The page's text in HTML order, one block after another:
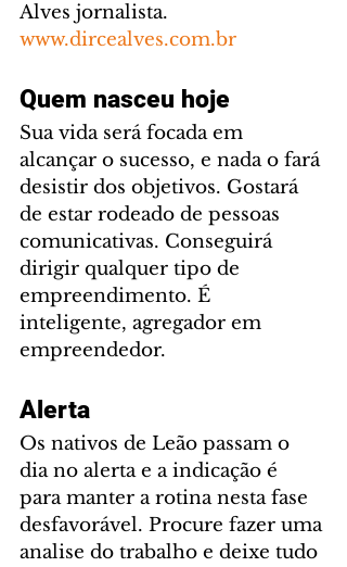
Alves jornalista.
www.dircealves.com.br
Quem nasceu hoje
Sua vida será focada em
alcançar o sucesso, e nada o fará
desistir dos objetivos. Gostará
de estar rodeado de pessoas
comunicativas. Conseguirá
dirigir qualquer tipo de
empreendimento. É
inteligente, agregador em
empreendedor.
Alerta
Os nativos de Leão passam o
dia no alerta e a indicação é
para manter a rotina nesta fase
desfavorável. Procure fazer uma
analise do trabalho e deixe tudo